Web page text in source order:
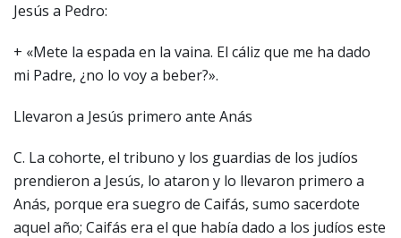
Jesús a Pedro:
+ «Mete la espada en la vaina. El cáliz que me ha dado
mi Padre, ¿no lo voy a beber?».
Llevaron a Jesús primero ante Anás
C. La cohorte, el tribuno y los guardias de los judíos
prendieron a Jesús, lo ataron y lo llevaron primero a
Anás, porque era suegro de Caifás, sumo sacerdote
aquel año; Caifás era el que había dado a los judíos este